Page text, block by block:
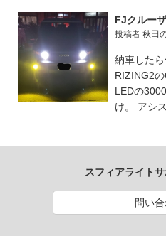
FJクルー
投稿者 秋田
納車した
RIZING2
LEDの
け。 アシ
スフィアライト
問い